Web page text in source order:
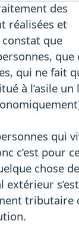
des
réalisées et
que
que
qui ne fait
à l’asile un
qui
c’est pour
chose de
extérieur s’est
tributaire